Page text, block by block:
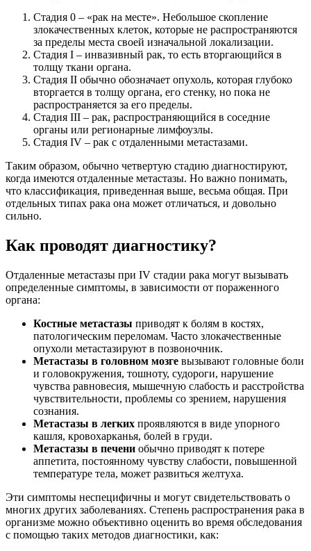
Стадия 0 – «рак на месте». Небольшое скопление
злокачественных клеток, которые не распространяются
за пределы места своей изначальной локализации.
Стадия I – инвазивный рак, то есть вторгающийся в
толщу ткани органа.
Стадия II обычно обозначает опухоль, которая глубоко
вторгается в толщу органа, его стенку, но пока не
распространяется за его пределы.
Стадия III – рак, распространяющийся в соседние
органы или регионарные лимфоузлы.
Стадия IV – рак с отдаленными метастазами.
Таким образом, обычно четвертую стадию диагностируют,
когда имеются отдаленные метастазы. Но важно понимать,
что классификация, приведенная выше, весьма общая. При
отдельных типах рака она может отличаться, и довольно
сильно.
Как проводят диагностику?
Отдаленные метастазы при IV стадии рака могут вызывать
определенные симптомы, в зависимости от пораженного
органа:
Костные метастазы приводят к болям в костях,
патологическим переломам. Часто злокачественные
опухоли метастазируют в позвоночник.
Метастазы в головном мозге вызывают головные боли
и головокружения, тошноту, судороги, нарушение
чувства равновесия, мышечную слабость и расстройства
чувствительности, проблемы со зрением, нарушения
сознания.
Метастазы в легких проявляются в виде упорного
кашля, кровохарканья, болей в груди.
Метастазы в печени обычно приводят к потере
аппетита, постоянному чувству слабости, повышенной
температуре тела, может развиться желтуха.
Эти симптомы неспецифичны и могут свидетельствовать о
многих других заболеваниях. Степень распространения рака в
организме можно объективно оценить во время обследования
с помощью таких методов диагностики, как: